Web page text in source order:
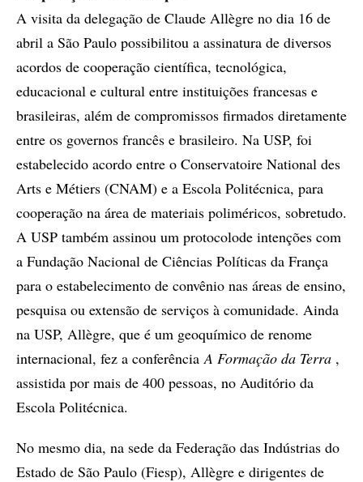
A visita da delegação de Claude Allègre no dia 16 de
abril a São Paulo possibilitou a assinatura de diversos
acordos de cooperação científica, tecnológica,
educacional e cultural entre instituições francesas e
brasileiras, além de compromissos firmados diretamente
entre os governos francês e brasileiro. Na USP, foi
estabelecido acordo entre o Conservatoire National des
Arts e Métiers (CNAM) e a Escola Politécnica, para
cooperação na área de materiais poliméricos, sobretudo.
A USP também assinou um protocolode intenções com
a Fundação Nacional de Ciências Políticas da França
para o estabelecimento de convênio nas áreas de ensino,
pesquisa ou extensão de serviços à comunidade. Ainda
na USP, Allègre, que é um geoquímico de renome
internacional, fez a conferênciaA Formação da Terra ,
assistida por mais de 400 pessoas, no Auditório da
Escola Politécnica.
No mesmo dia, na sede da Federação das Indústrias do
Estado de São Paulo (Fiesp), Allègre e dirigentes de